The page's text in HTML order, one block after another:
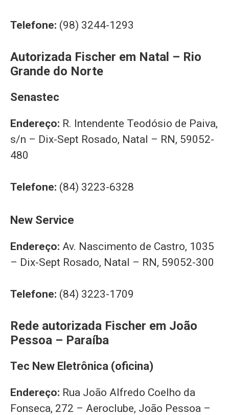
Telefone: (98) 3244-1293
Autorizada Fischer em Natal – Rio
Grande do Norte
Senastec
Endereço: R. Intendente Teodósio de Paiva,
s/n – Dix-Sept Rosado, Natal – RN, 59052-
480
Telefone: (84) 3223-6328
New Service
Endereço: Av. Nascimento de Castro, 1035
– Dix-Sept Rosado, Natal – RN, 59052-300
Telefone: (84) 3223-1709
Rede autorizada Fischer em João
Pessoa – Paraíba
Tec New Eletrônica (oficina)
Endereço: Rua João Alfredo Coelho da
Fonseca, 272 – Aeroclube, João Pessoa –